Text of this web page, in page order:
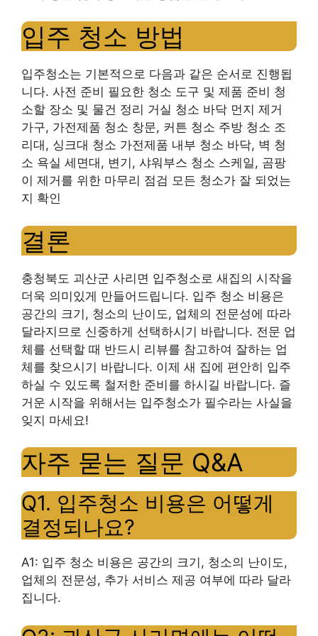
입주 청소 방법
입주청소는 기본적으로 다음과 같은 순서로 진행됩
니다. 사전 준비 필요한 청소 도구 및 제품 준비 청
소할 장소 및 물건 정리 거실 청소 바닥 먼지 제거
가구, 가전제품 청소 창문, 커튼 청소 주방 청소 조
리대, 싱크대 청소 가전제품 내부 청소 바닥, 벽 청
소 욕실 세면대, 변기, 샤워부스 청소 스케일, 곰팡
이 제거를 위한 마무리 점검 모든 청소가 잘 되었는
지 확인
결론
충청북도 괴산군 사리면 입주청소로 새집의 시작을
더욱 의미있게 만들어드립니다. 입주 청소 비용은
공간의 크기, 청소의 난이도, 업체의 전문성에 따라
달라지므로 신중하게 선택하시기 바랍니다. 전문 업
체를 선택할 때 반드시 리뷰를 참고하여 잘하는 업
체를 찾으시기 바랍니다. 이제 새 집에 편안히 입주
하실 수 있도록 철저한 준비를 하시길 바랍니다. 즐
거운 시작을 위해서는 입주청소가 필수라는 사실을
잊지 마세요!
자주 묻는 질문 Q&A
Q1. 입주청소 비용은 어떻게
결정되나요?
A1: 입주 청소 비용은 공간의 크기, 청소의 난이도,
업체의 전문성, 추가 서비스 제공 여부에 따라 달라
집니다.